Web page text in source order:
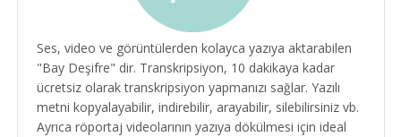
Ses, video ve görüntülerden kolayca yazıya aktarabilen
"Bay Deşifre" dir. Transkripsiyon, 10 dakikaya kadar
ücretsiz olarak transkripsiyon yapmanızı sağlar. Yazılı
metni kopyalayabilir, indirebilir, arayabilir, silebilirsiniz vb.
Ayrıca röportaj videolarının yazıya dökülmesi için ideal